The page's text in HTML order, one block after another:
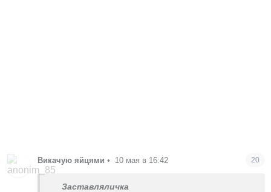
Викачую яйцями • 10 мая в 16:42 20
Заставляличка